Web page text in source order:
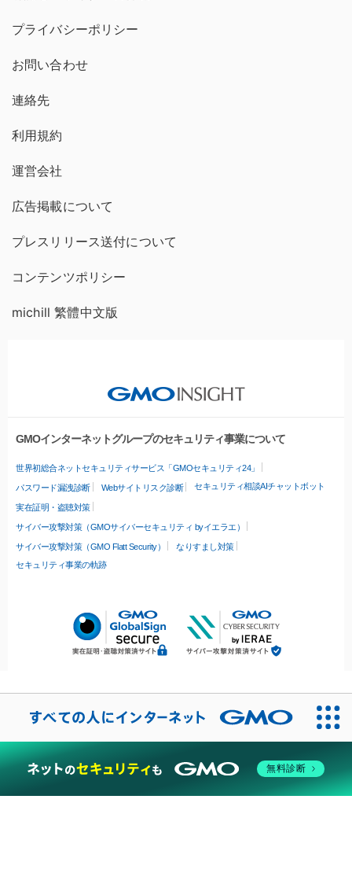
プライバシーポリシー
お問い合わせ
連絡先
利用規約
運営会社
広告掲載について
プレスリリース送付について
コンテンツポリシー
michill 繁體中文版
GMOインターネットグループのセキュリティ事業について
世界初総合ネットセキュリティサービス「GMOセキュリティ24」
パスワード漏洩診断 Webサイトリスク診断 セキュリティ相談AIチャットボット
実在証明・盗聴対策
サイバー攻撃対策（GMOサイバーセキュリティ byイエラエ）
サイバー攻撃対策（GMO Flatt Security）
なりすまし対策
セキュリティ事業の軌跡
無料診断